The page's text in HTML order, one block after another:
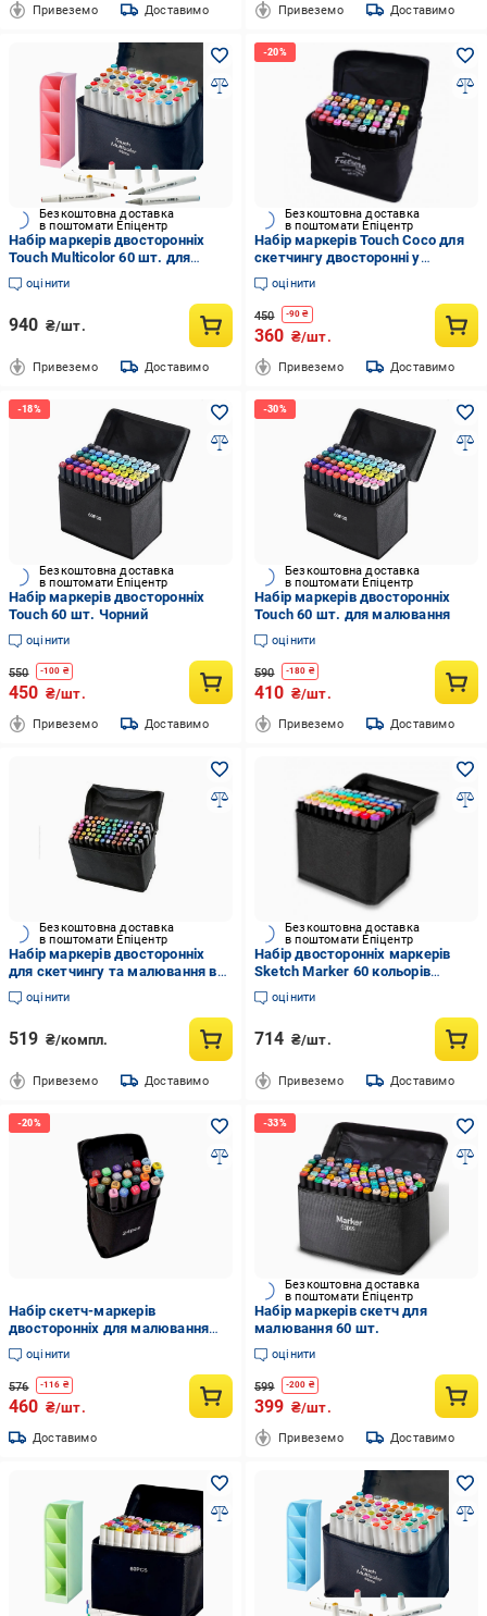
Привеземо Доставимо Привеземо Доставимо
Безкоштовна доставка
в поштомати Епіцентр
Набір маркерів двосторонніх
Touch Multicolor 60 шт. для
малювання та Підставка для
маркерів і канцелярії Рожевий
оцінити
940 ₴/шт.
Привеземо Доставимо
Безкоштовна доставка
в поштомати Епіцентр
Набір маркерів Touch Coco для
скетчингу двосторонні у
чорному чохлі 60 шт.
(NabMAR60)
оцінити
450 -90 ₴
360 ₴/шт.
Привеземо Доставимо
Безкоштовна доставка
в поштомати Епіцентр
Набір маркерів двосторонніх
Touch 60 шт. Чорний
оцінити
550 -100 ₴
450 ₴/шт.
Привеземо Доставимо
Безкоштовна доставка
в поштомати Епіцентр
Набір маркерів двосторонніх
Touch 60 шт. для малювання
оцінити
590 -180 ₴
410 ₴/шт.
Привеземо Доставимо
Безкоштовна доставка
в поштомати Епіцентр
Набір маркерів двосторонніх
для скетчингу та малювання в
сумці 60 кольорів (DR014866)
оцінити
519 ₴/компл.
Привеземо Доставимо
Безкоштовна доставка
в поштомати Епіцентр
Набір двосторонніх маркерів
Sketch Marker 60 кольорів
(НФ-00007172)
оцінити
714 ₴/шт.
Привеземо Доставимо
Набір скетч-маркерів
двосторонніх для малювання
Touch на спиртовій основі 60 шт.
(1-17-22112235548/6033)
оцінити
576 -116 ₴
460 ₴/шт.
Доставимо
Безкоштовна доставка
в поштомати Епіцентр
Набір маркерів скетч для
малювання 60 шт.
оцінити
599 -200 ₴
399 ₴/шт.
Привеземо Доставимо